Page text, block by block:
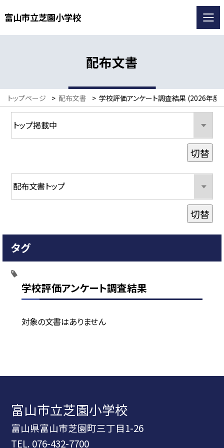
富山市立芝園小学校
配布文書
トップページ > 配布文書 > 学校評価アンケート調査結果 (2026年度)
学校評価アンケート調査結果
対象の文書はありません
切替
切替
タグ
富山市立芝園小学校
富山県富山市芝園町三丁目1-26
TEL. 076-432-7700